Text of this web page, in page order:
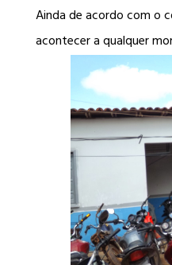
Ainda de acordo com o
acontecer a qualquer